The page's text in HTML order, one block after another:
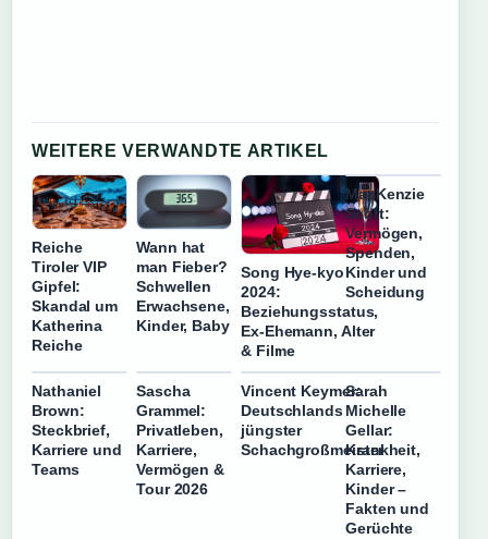
WEITERE VERWANDTE ARTIKEL
Reiche
Tiroler VIP
Gipfel:
Skandal um
Katherina
Reiche
Wann hat
man Fieber?
Schwellen
Erwachsene,
Kinder, Baby
Song Hye-kyo
2024:
Beziehungsstatus,
Ex-Ehemann, Alter
& Filme
MacKenzie
Scott:
Vermögen,
Spenden,
Kinder und
Scheidung
Nathaniel
Brown:
Steckbrief,
Karriere und
Teams
Sascha
Grammel:
Privatleben,
Karriere,
Vermögen &
Tour 2026
Vincent Keymer:
Deutschlands
jüngster
Schachgroßmeister
Sarah
Michelle
Gellar:
Krankheit,
Karriere,
Kinder –
Fakten und
Gerüchte